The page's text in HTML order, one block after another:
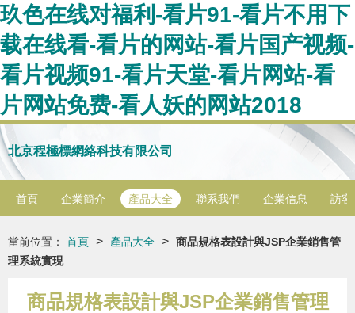
玖色在线对福利-看片91-看片不用下
载在线看-看片的网站-看片国产视频-
看片视频91-看片天堂-看片网站-看
片网站免费-看人妖的网站2018
北京程極標網絡科技有限公司
首頁 企業簡介 產品大全 聯系我們 企業信息 訪客
當前位置： 首頁 > 產品大全 > 商品規格表設計與JSP企業銷售管
理系統實現
商品規格表設計與JSP企業銷售管理